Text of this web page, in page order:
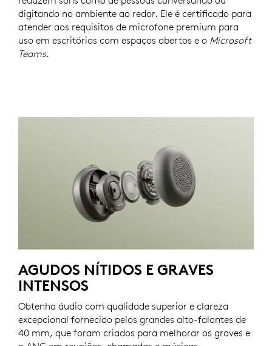
digitando no ambiente ao redor. Ele é certificado para
atender aos requisitos de microfone premium para
uso em escritórios com espaços abertos e o Microsoft
Teams.
AGUDOS NÍTIDOS E GRAVES
INTENSOS
Obtenha áudio com qualidade superior e clareza
excepcional fornecido pelos grandes alto-falantes de
40 mm, que foram criados para melhorar os graves e